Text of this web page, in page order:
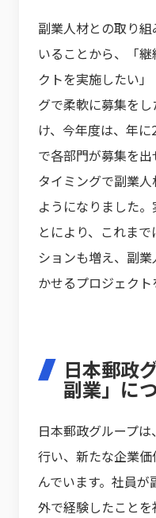
副業人材との取り
いることから、「
クトを実施したい
グで柔軟に募集を
け、今年度は、年
で各部門が募集を
タイミングで副業
ようになりました
とにより、これま
ションも増え、副
かせるプロジェクト
日本郵政
副業」に
日本郵政グループ
行い、新たな企業
んでいます。社員が
外で経験したこと